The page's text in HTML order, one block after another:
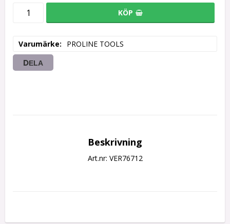
KÖP
Varumärke PROLINE TOOLS
DELA
Beskrivning
Art.nr: VER76712